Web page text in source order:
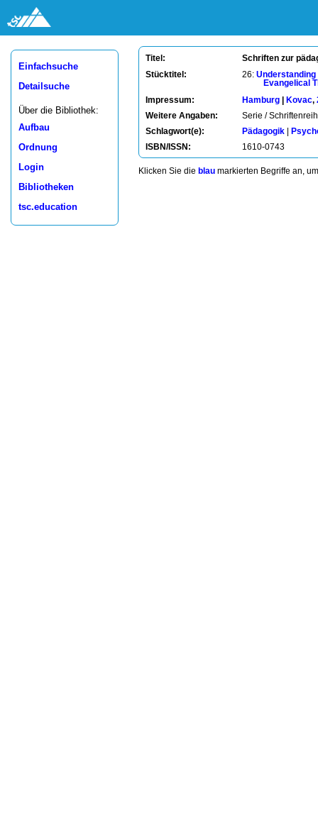
Einfachsuche
Detailsuche
Über die Bibliothek:
Aufbau
Ordnung
Login
Bibliotheken
tsc.education
Titel: Schriften zur
Stücktitel: 26: Understanding
Evangelical
Impressum:
Hamburg Kovac,
Weitere Angaben:
Serie /
Schlagwort(e):
Pädagogik
ISBN/ISSN:
1610-0743
Klicken Sie die blau markierten Begriffe an,